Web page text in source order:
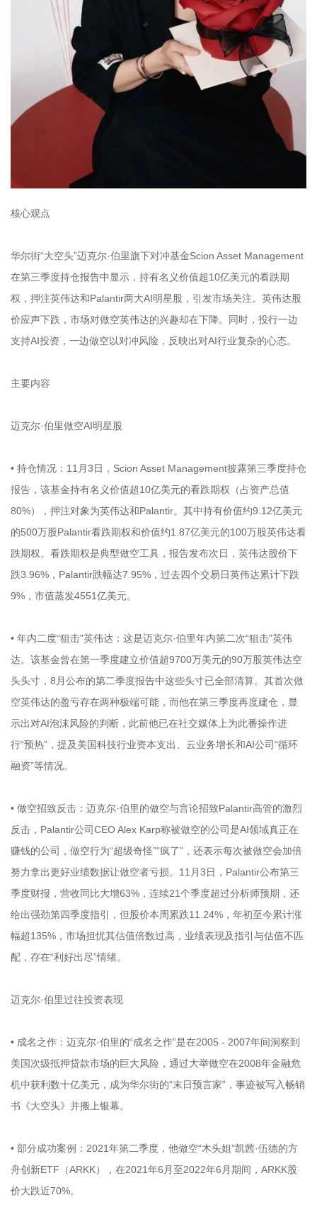
核心观点
华尔街“大空头”迈克尔·伯里旗下对冲基金Scion Asset Management
在第三季度持仓报告中显示，持有名义价值超10亿美元的看跌期
权，押注英伟达和Palantir两大AI明星股，引发市场关注。英伟达股
价应声下跌，市场对做空英伟达的兴趣却在下降。同时，投行一边
支持AI投资，一边做空以对冲风险，反映出对AI行业复杂的心态。
主要内容
迈克尔·伯里做空AI明星股
• 持仓情况：11月3日，Scion Asset Management披露第三季度持仓
报告，该基金持有名义价值超10亿美元的看跌期权（占资产总值
80%），押注对象为英伟达和Palantir。其中持有价值约9.12亿美元
的500万股Palantir看跌期权和价值约1.87亿美元的100万股英伟达看
跌期权。看跌期权是典型做空工具，报告发布次日，英伟达股价下
跌3.96%，Palantir跌幅达7.95%，过去四个交易日英伟达累计下跌
9%，市值蒸发4551亿美元。
• 年内二度“狙击”英伟达：这是迈克尔·伯里年内第二次“狙击”英伟
达。该基金曾在第一季度建立价值超9700万美元的90万股英伟达空
头头寸，8月公布的第二季度报告中这些头寸已全部清算。其首次做
空英伟达的盈亏存在两种极端可能，而他在第三季度再度建仓，显
示出对AI泡沫风险的判断，此前他已在社交媒体上为此番操作进
行“预热”，提及美国科技行业资本支出、云业务增长和AI公司“循环
融资”等情况。
• 做空招致反击：迈克尔·伯里的做空与言论招致Palantir高管的激烈
反击，Palantir公司CEO Alex Karp称被做空的公司是AI领域真正在
赚钱的公司，做空行为“超级奇怪”“疯了”，还表示每次被做空会加倍
努力拿出更好业绩数据让做空者亏损。11月3日，Palantir公布第三
季度财报，营收同比大增63%，连续21个季度超过分析师预期，还
给出强劲第四季度指引，但股价本周累跌11.24%，年初至今累计涨
幅超135%，市场担忧其估值倍数过高，业绩表现及指引与估值不匹
配，存在“利好出尽”情绪。
迈克尔·伯里过往投资表现
• 成名之作：迈克尔·伯里的“成名之作”是在2005 - 2007年间洞察到
美国次级抵押贷款市场的巨大风险，通过大举做空在2008年金融危
机中获利数十亿美元，成为华尔街的“末日预言家”，事迹被写入畅销
书《大空头》并搬上银幕。
• 部分成功案例：2021年第二季度，他做空“木头姐”凯茜·伍德的方
舟创新ETF（ARKK），在2021年6月至2022年6月期间，ARKK股
价大跌近70%。